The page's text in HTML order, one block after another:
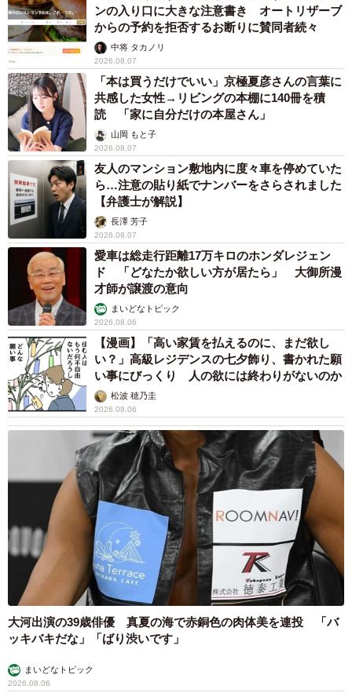
ンの入り口に大きな注意書き オートリザーブ
からの予約を拒否するお断りに賛同者続々
中将 タカノリ
2026.08.07
「本は買うだけでいい」京極夏彦さんの言葉に
共感した女性→リビングの本棚に140冊を積
読 「家に自分だけの本屋さん」
山岡 もと子
2026.08.07
友人のマンション敷地内に度々車を停めていた
ら…注意の貼り紙でナンバーをさらされました
【弁護士が解説】
長澤 芳子
2026.08.07
愛車は総走行距離17万キロのホンダレジェン
ド 「どなたか欲しい方が居たら」 大御所漫
才師が譲渡の意向
まいどなトピック
2026.08.06
【漫画】「高い家賃を払えるのに、まだ欲し
い？」高級レジデンスの七夕飾り、書かれた願
い事にびっくり 人の欲には終わりがないのか
松波 穂乃圭
2026.08.06
大河出演の39歳俳優 真夏の海で赤銅色の肉体美を連投 「バ
ッキバキだな」「ばり渋いです」
まいどなトピック
2026.08.06